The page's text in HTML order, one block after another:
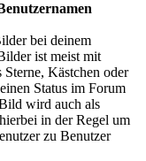
bei deinem
ist meist mit
Kästchen oder
Status im Forum
wird auch als
in der Regel um
zu Benutzer